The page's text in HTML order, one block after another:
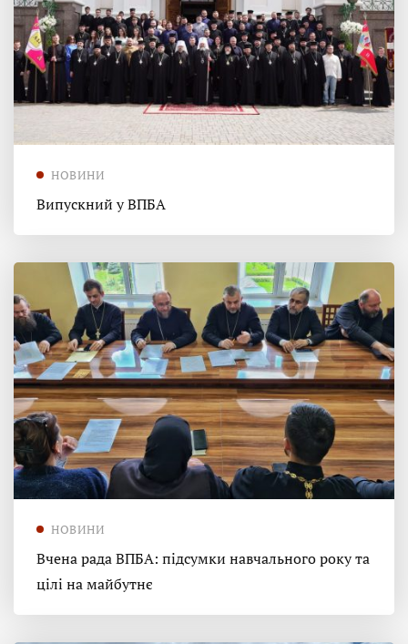
НОВИНИ
Випускний у ВПБА
НОВИНИ
Вчена рада ВПБА: підсумки навчального року та
цілі на майбутнє